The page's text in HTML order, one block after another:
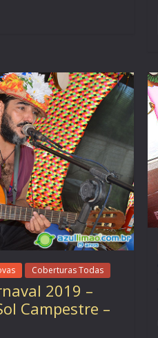
Coberturas Todas
2019 –
Campestre –